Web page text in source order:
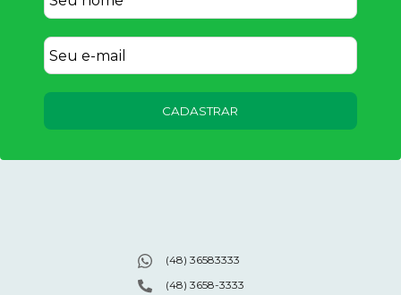
CADASTRAR
(48) 36583333
(48) 3658-3333